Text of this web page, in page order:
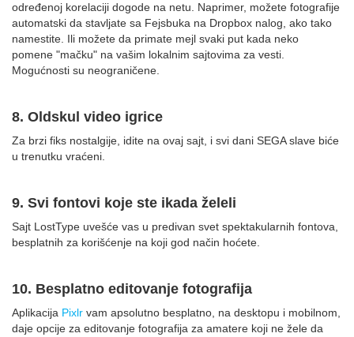
određenoj korelaciji dogode na netu. Naprimer, možete fotografije
automatski da stavljate sa Fejsbuka na Dropbox nalog, ako tako
namestite. Ili možete da primate mejl svaki put kada neko
pomene "mačku" na vašim lokalnim sajtovima za vesti.
Mogućnosti su neograničene.
8. Oldskul video igrice
Za brzi fiks nostalgije, idite na ovaj sajt, i svi dani SEGA slave biće
u trenutku vraćeni.
9. Svi fontovi koje ste ikada želeli
Sajt LostType uvešće vas u predivan svet spektakularnih fontova,
besplatnih za korišćenje na koji god način hoćete.
10. Besplatno editovanje fotografija
Aplikacija Pixlr vam apsolutno besplatno, na desktopu i mobilnom,
daje opcije za editovanje fotografija za amatere koji ne žele da